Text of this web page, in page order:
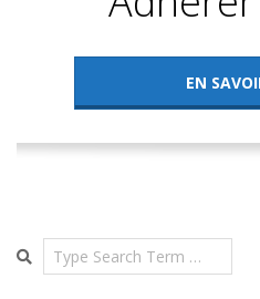
EN
Search